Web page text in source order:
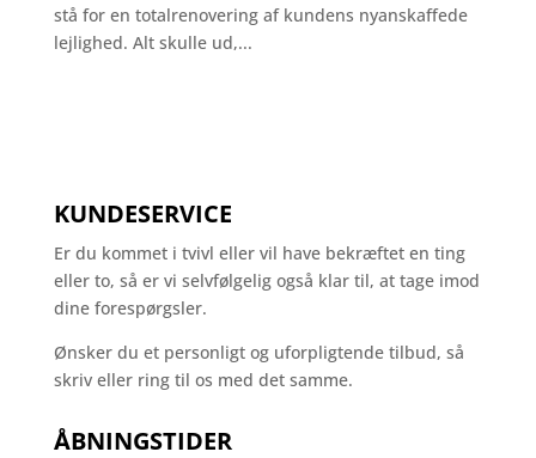
stå for en totalrenovering af kundens nyanskaffede
lejlighed. Alt skulle ud,...
KUNDESERVICE
Er du kommet i tvivl eller vil have bekræftet en ting
eller to, så er vi selvfølgelig også klar til, at tage imod
dine forespørgsler.
Ønsker du et personligt og uforpligtende tilbud, så
skriv eller ring til os med det samme.
ÅBNINGSTIDER